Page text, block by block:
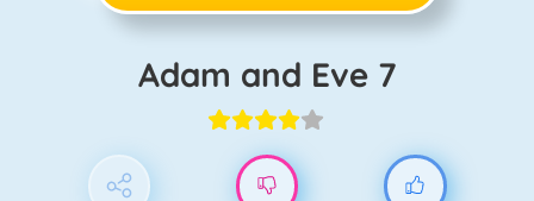
Adam and Eve 7